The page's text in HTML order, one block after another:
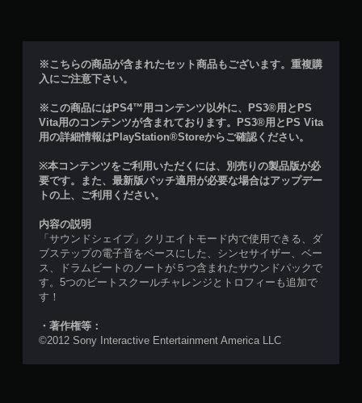
※こちらの商品が含まれたセット商品もございます。重複購
入にご注意下さい。
※この商品にはPS4™用コンテンツ以外に、PS3®用とPS
Vita用のコンテンツが含まれております。PS3®用とPS Vita
用の詳細情報はPlayStation®Storeからご確認ください。
※本コンテンツをご利用いただくには、別売りの製品版が必
要です。また、最新版パッチ適用が必要な場合はアップデー
トの上、ご利用ください。
内容の説明
「サウンドシェイプ」クリエイトモード内で使用できる、ダ
ブステップの電子音をベースにした、シンセサイザー、ベー
ス、ドラムビートのノートが５つ含まれたサウンドパックで
す。5つのビートスクールチャレンジとトロフィーも追加で
す！
・著作権等：
©2012 Sony Interactive Entertainment America LLC